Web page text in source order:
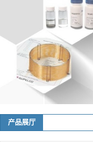
产品展厅